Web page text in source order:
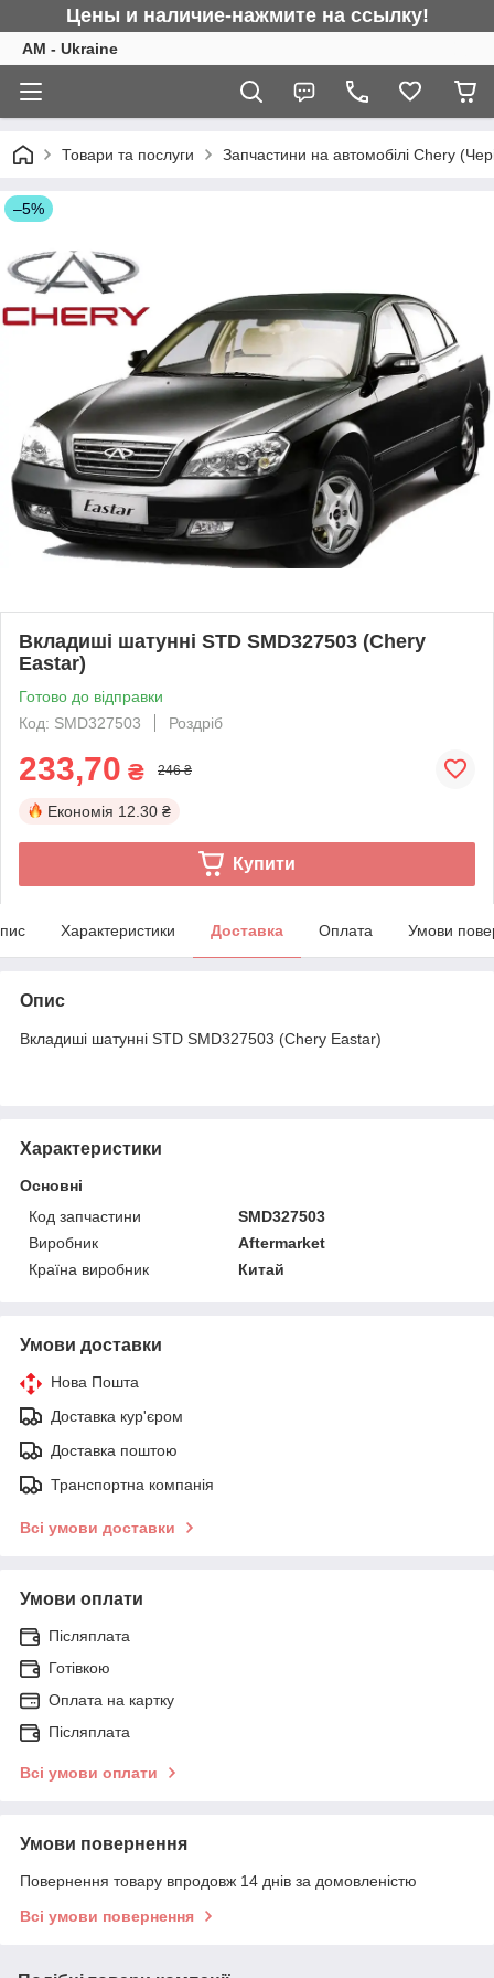
Цены и наличие-нажмите на ссылку!
AM - Ukraine
Товари та послуги Запчастини на автомобілі Chery
–5%
Вкладиші шатунні STD SMD327503 (Chery
Eastar)
Готово до відправки
Код: SMD327503
Роздріб
233,70 ₴ 246 ₴
Економія 12.30 ₴
Купити
Характеристики Доставка Оплата Умови
Опис
Вкладиші шатунні STD SMD327503 (Chery Eastar)
Характеристики
Основні
Код запчастини
SMD327503
Виробник
Aftermarket
Країна виробник
Китай
Умови доставки
Нова Пошта
Доставка кур'єром
Доставка поштою
Транспортна компанія
Всі умови доставки
Умови оплати
Післяплата
Готівкою
Оплата на картку
Післяплата
Всі умови оплати
Умови повернення
Повернення товару впродовж 14 днів за домовленістю
Всі умови повернення